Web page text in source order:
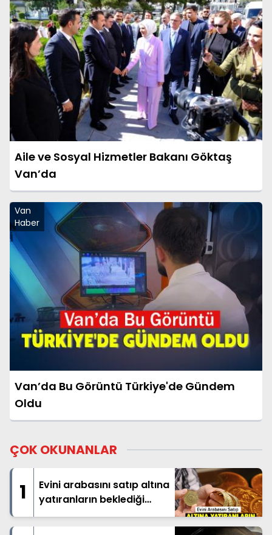
Aile ve Sosyal Hizmetler Bakanı Göktaş
Van’da
Van
Haber
Van’da Bu Görüntü Türkiye'de Gündem
Oldu
ÇOK OKUNANLAR
1
Evini arabasını satıp altına
yatıranların beklediği
haber geldi